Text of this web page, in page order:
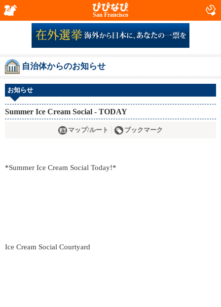
San Francisco
自治体からのお知らせ
お知らせ
Summer Ice Cream Social - TODAY
マップ/ルート ブックマーク
*Summer Ice Cream Social Today!*
Ice Cream Social Courtyard